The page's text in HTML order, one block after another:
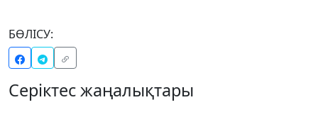
БӨЛІСУ:
Серіктес жаңалықтары